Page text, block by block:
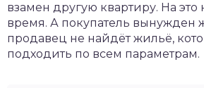
взамен другую квартиру. На
время. А покупатель вынужден
продавец не найдёт жильё,
подходить по всем параметрам.